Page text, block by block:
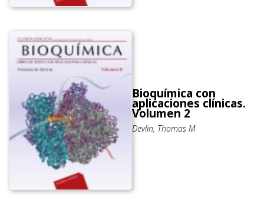
Bioquímica con
aplicaciones clínicas.
Volumen 2
Devlin, Thomas M